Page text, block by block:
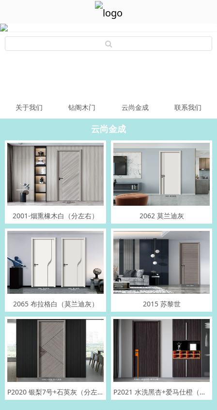
关于我们 钻阁木门 云尚金成 联系我们
云尚金成
2001-烟熏橡木白（分左右） 2062 莫兰迪灰
2065 布拉格白（莫兰迪灰） 2015 苏黎世
P2020 银梨7号+石英灰（分左右） P2021 水洗黑杏+爱马仕橙（分左右）